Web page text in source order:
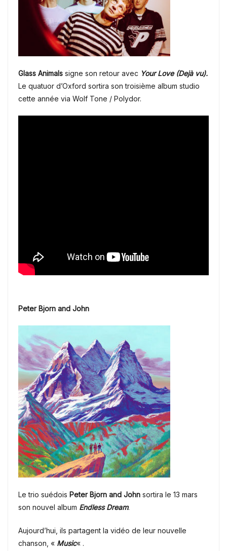
Glass Animals signe son retour avec Your Love (Dejà vu).
Le quatuor d’Oxford sortira son troisième album studio
cette année via Wolf Tone / Polydor.
Peter Bjorn and John
Le trio suédois Peter Bjorn and John sortira le 13 mars
son nouvel album Endless Dream.
Aujourd’hui, ils partagent la vidéo de leur nouvelle
chanson, « Music« .